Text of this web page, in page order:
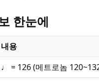
한눈에
내용
♩ = 126 (메트로놈